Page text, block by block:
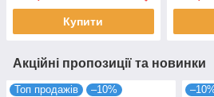
Купити
Акційні пропозиції та новинки
Топ продажів –10%